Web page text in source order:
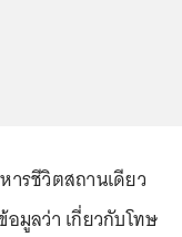
ารชีวิตสถานเดียว
มูลว่า เกี่ยวกับโทษ